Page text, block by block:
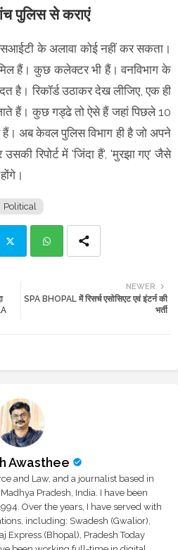
पुलिस से कराएं
के अलावा कोई नहीं कर सकता।
हैं। कुछ कलेक्टर भी हैं। वनविभाग के
है। रिकॉर्ड उठाकर देख लीजिए, एक ही
हैं। कुछ गड्ढे तो ऐसे हैं जहां पिछले 10
हैं। अब केवल पुलिस विभाग ही है जो अपने
रिपोर्ट में 'जिंदा हैं', 'मुरझा गए' जैसे
Political
tte ats
NEWER
SPA BHOPAL में रिसर्च एसोसिएट एवं इंटर्न की
भर्ती
Awasthee
and Law, and a journalist based in
Pradesh, India. I have been
Over the years, I have served with
including: Swadesh (Gwalior),
Express (Bhopal), Pradesh Today